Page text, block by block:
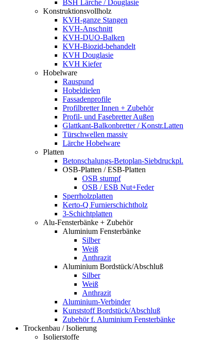
BSH Lärche / Douglasie
Konstruktionsvollholz
KVH-ganze Stangen
KVH-Anschnitt
KVH-DUO-Balken
KVH-Biozid-behandelt
KVH Douglasie
KVH Kiefer
Hobelware
Rauspund
Hobeldielen
Fassadenprofile
Profilbretter Innen + Zubehör
Profil- und Fasebretter Außen
Glattkant-Balkonbretter / Konstr.Latten
Türschwellen massiv
Lärche Hobelware
Platten
Betonschalungs-Betoplan-Siebdruckpl.
OSB-Platten / ESB-Platten
OSB stumpf
OSB / ESB Nut+Feder
Sperrholzplatten
Kerto-Q Furnierschichtholz
3-Schichtplatten
Alu-Fensterbänke + Zubehör
Aluminium Fensterbänke
Silber
Weiß
Anthrazit
Aluminium Bordstück/Abschluß
Silber
Weiß
Anthrazit
Aluminium-Verbinder
Kunststoff Bordstück/Abschluß
Zubehör f. Aluminium Fensterbänke
Trockenbau / Isolierung
Isolierstoffe